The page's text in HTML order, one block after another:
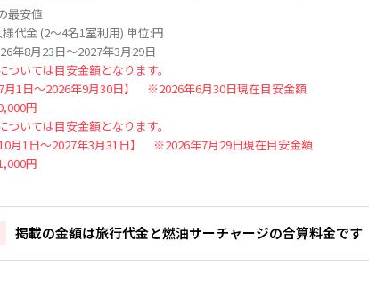
最安値
代金 (2～4名1室利用) 単位:円
年8月23日～2027年3月29日
ついては目安金額となります。
月1日～2026年9月30日】 ※2026年6月30日現在目安金額
円
ついては目安金額となります。
月1日～2027年3月31日】 ※2026年7月29日現在目安金額
円
掲載の金額は旅行代金と燃油サーチャージの合算料金です